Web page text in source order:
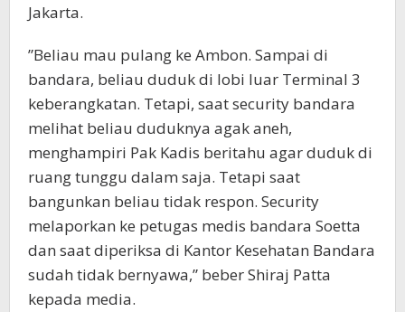
Jakarta.
”Beliau mau pulang ke Ambon. Sampai di
bandara, beliau duduk di lobi luar Terminal 3
keberangkatan. Tetapi, saat security bandara
melihat beliau duduknya agak aneh,
menghampiri Pak Kadis beritahu agar duduk di
ruang tunggu dalam saja. Tetapi saat
bangunkan beliau tidak respon. Security
melaporkan ke petugas medis bandara Soetta
dan saat diperiksa di Kantor Kesehatan Bandara
sudah tidak bernyawa,” beber Shiraj Patta
kepada media.